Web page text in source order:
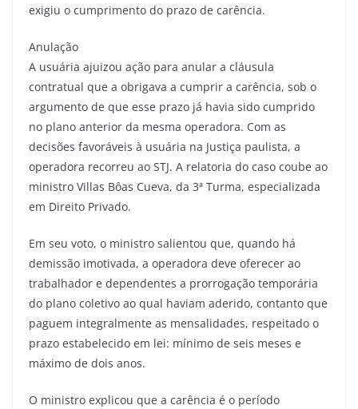
exigiu o cumprimento do prazo de carência.
Anulação
A usuária ajuizou ação para anular a cláusula
contratual que a obrigava a cumprir a carência, sob o
argumento de que esse prazo já havia sido cumprido
no plano anterior da mesma operadora. Com as
decisões favoráveis à usuária na Justiça paulista, a
operadora recorreu ao STJ. A relatoria do caso coube ao
ministro Villas Bôas Cueva, da 3ª Turma, especializada
em Direito Privado.
Em seu voto, o ministro salientou que, quando há
demissão imotivada, a operadora deve oferecer ao
trabalhador e dependentes a prorrogação temporária
do plano coletivo ao qual haviam aderido, contanto que
paguem integralmente as mensalidades, respeitado o
prazo estabelecido em lei: mínimo de seis meses e
máximo de dois anos.
O ministro explicou que a carência é o período